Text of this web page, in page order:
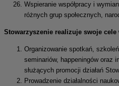
Wspieranie współpracy i
różnych grup społecznych,
Stowarzyszenie realizuje swoje
Organizowanie spotkań,
seminariów, happeningów oraz
służących promocji działań
Prowadzenie działalności